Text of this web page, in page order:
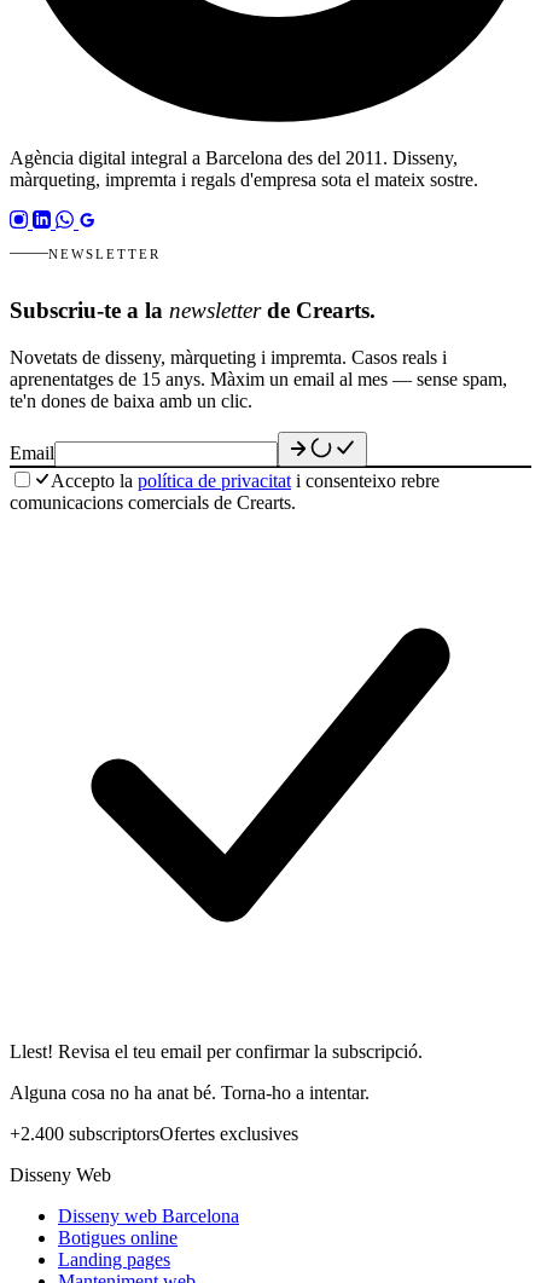
Agència digital integral a Barcelona des del 2011. Disseny,
màrqueting, impremta i regals d'empresa sota el mateix sostre.
NEWSLETTER
Subscriu-te a la newsletterde Crearts.
Novetats de disseny, màrqueting i impremta. Casos reals i
aprenentatges de 15 anys. Màxim un email al mes — sense spam,
te'n dones de baixa amb un clic.
Email
Accepto la política de privacitat i consenteixo rebre
comunicacions comercials de Crearts.
Llest! Revisa el teu email per confirmar la subscripció.
Alguna cosa no ha anat bé. Torna-ho a intentar.
+2.400 subscriptorsOfertes exclusives
Disseny Web
Disseny web Barcelona
Botigues online
Landing pages